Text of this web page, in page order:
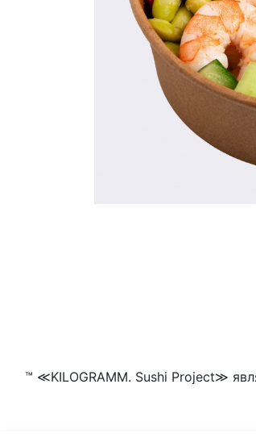
™ ≪KILOGRAMM. Sushi Project≫